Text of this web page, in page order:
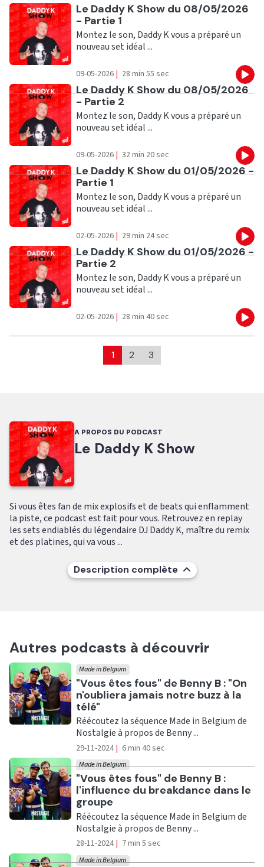
Ecouter
Le Daddy K Show du 08/05/2026
- Partie 1
Montez le son, Daddy K vous a préparé un
nouveau set idéal ...
09-05-2026 | 28 min 55 sec
Ecouter
Le Daddy K Show du 08/05/2026
- Partie 2
Montez le son, Daddy K vous a préparé un
nouveau set idéal ...
09-05-2026 | 32 min 20 sec
Ecouter
Le Daddy K Show du 01/05/2026 -
Partie 1
Montez le son, Daddy K vous a préparé un
nouveau set idéal ...
02-05-2026 | 29 min 24 sec
Ecouter
Le Daddy K Show du 01/05/2026 -
Partie 2
Montez le son, Daddy K vous a préparé un
nouveau set idéal ...
02-05-2026 | 28 min 40 sec
1 2 3
A PROPOS DU PODCAST
Le Daddy K Show
Si vous êtes fan de mix explosifs et de beats qui enflamment
la piste, ce podcast est fait pour vous. Retrouvez en replay
les sets endiablés du légendaire DJ Daddy K, maître du remix
et des platines, qui va vous ...
Description complète
Autres podcasts à découvrir
Ecouter
"Vous êtes fous" de Benny B : "On
n'oubliera jamais notre buzz à la
télé"
Made in Belgium
Réécoutez la séquence Made in Belgium de
Nostalgie à propos de Benny ...
29-11-2024 | 6 min 40 sec
Ecouter
"Vous êtes fous" de Benny B :
l'influence du breakdance dans le
groupe
Made in Belgium
Réécoutez la séquence Made in Belgium de
Nostalgie à propos de Benny ...
28-11-2024 | 7 min 5 sec
Made in Belgium